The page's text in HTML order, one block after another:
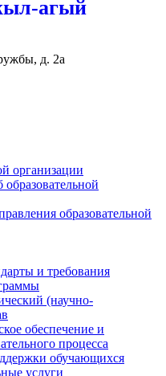
агый
д. 2а
организации
образовательной
и требования
(научно-
обеспечение и
процесса
обучающихся
услуги